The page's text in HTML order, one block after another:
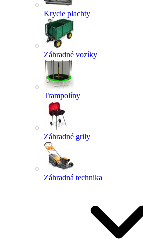
Krycie plachty
Záhradné vozíky
Trampolíny
Záhradné grily
Záhradná technika